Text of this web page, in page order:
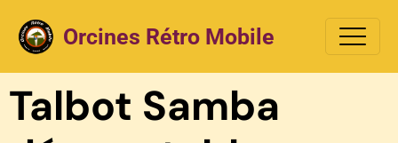
Orcines Rétro Mobile
Talbot Samba